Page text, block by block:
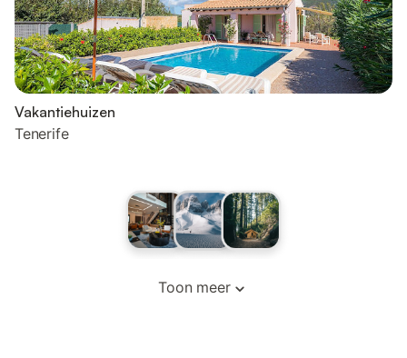
Vakantiehuizen
Tenerife
Toon meer